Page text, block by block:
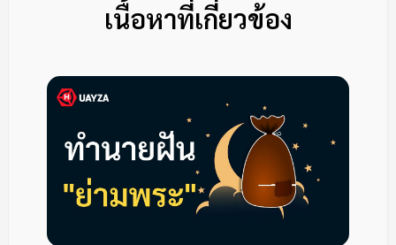
เนื้อหาที่เกี่ยวข้อง